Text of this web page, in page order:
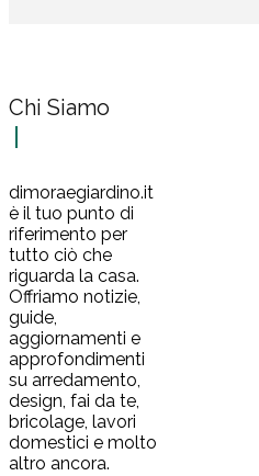
Chi Siamo
dimoraegiardino.it
è il tuo punto di
riferimento per
tutto ciò che
riguarda la casa.
Offriamo notizie,
guide,
aggiornamenti e
approfondimenti
su arredamento,
design, fai da te,
bricolage, lavori
domestici e molto
altro ancora.